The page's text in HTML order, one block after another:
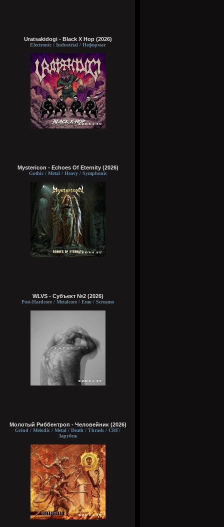
Uratsakidogi - Black X Hop (2026)
Electronic / Industrial / Неформат
Mystericon - Echoes Of Eternity (2026)
Gothic / Metal / Heavy / Symphonic
WLVS - Субъект №2 (2026)
Post-Hardcore / Metalcore / Emo / Screamo
Молотый Риббентроп - Человейник (2026)
Grind / Melodic / Metal / Death / Thrash / СНГ/
Зарубеж